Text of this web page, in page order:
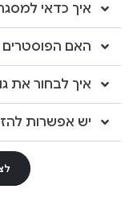
איך כדאי
האם הפוסטרים
איך לבחור את
יש אפשרות